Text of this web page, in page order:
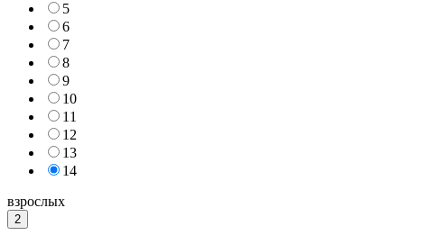
5
6
7
8
9
10
11
12
13
14
взрослых
2